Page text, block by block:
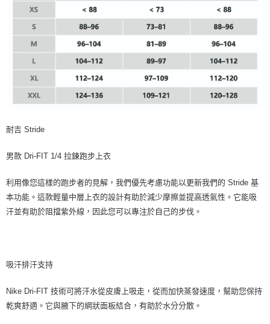
耐吉 Stride
男款 Dri-FIT 1/4 拉鍊跑步上衣
利用像您這樣的跑步者的見解，我們優先考慮功能以更新我們的 Stride 基
本功能。這款輕量中層上衣的設計有助於減少摩擦並提高透氣性。它能吸
汗並有助於阻擋紫外線，因此您可以專注於自己的步伐。
吸汗排汗支持
Nike Dri-FIT 技術可將汗水從皮膚上吸走，從而加快蒸發速度，幫助您保持
乾爽舒適。它與腋下的網狀面板結合，有助於水分分散。